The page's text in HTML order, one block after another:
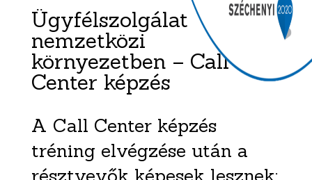
Ügyfélszolgálat
nemzetközi
környezetben – Call
Center képzés
A Call Center képzés
tréning elvégzése után a